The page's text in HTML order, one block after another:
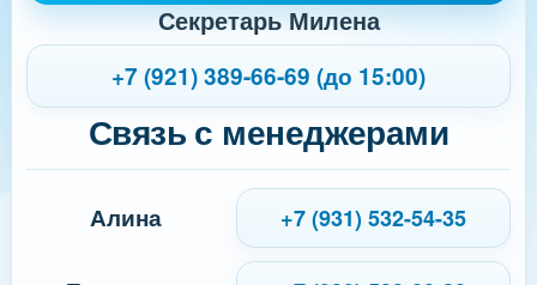
Секретарь Милена
+7 (921) 389-66-69 (до 15:00)
Связь с менеджерами
Алина +7 (931) 532-54-35